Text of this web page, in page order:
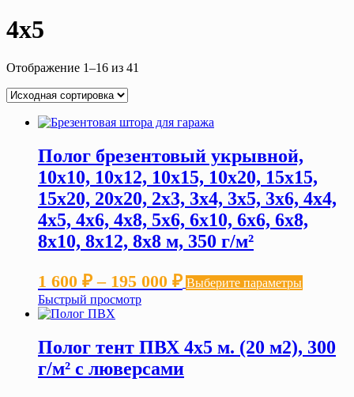
4х5
Отображение 1–16 из 41
Полог брезентовый укрывной,
10х10, 10х12, 10х15, 10х20, 15х15,
15х20, 20х20, 2х3, 3х4, 3х5, 3х6, 4х4,
4х5, 4х6, 4х8, 5х6, 6х10, 6х6, 6х8,
8х10, 8х12, 8х8 м, 350 г/м²
1 600 ₽ – 195 000 ₽Диапазон
–
195 000 ₽
Выберите параметры
Этот
товар
Опции
можно
Быстрый просмотр
Полог тент ПВХ 4х5 м. (20 м2), 300
г/м² с люверсами